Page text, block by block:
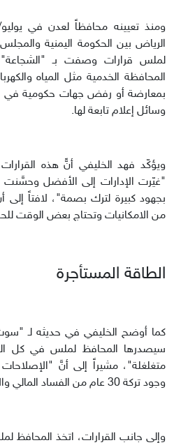
الرياض بين الحكومة اليمنية
لملس قرارات وصفت بـ "الشجاعة"
المحافظة الخدمية مثل المياه
بمعارضة أو رفض جهات حكومية في
وسائل إعلام تابعة لها.
ويؤكّد فهد الخليفي أنًّ هذه
"غيّرت الإدارات إلى الأفضل وحسَّنت
بجهود كبيرة لترك بصمة"، لافتاً
من الامكانيات وتحتاج بعض الوقت
الطاقة المستأجرة
سيصدرها المحافظ لملس في كل
متغلغلة"، مشيراً إلى أنَّ
وجود تركة 30 عام من الفساد المالي والإداري"، حدَّ تعبيره.
وإلى جانب القرارات، اتخذ المحافظ